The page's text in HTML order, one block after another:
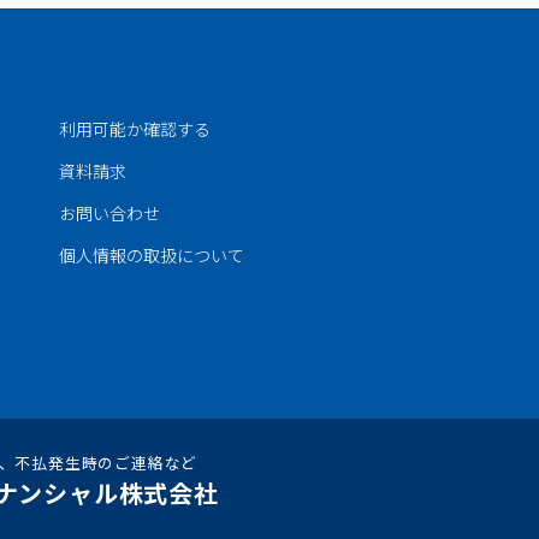
利用可能か確認する
資料請求
お問い合わせ
個人情報の取扱について
不払発生時のご連絡など
ンシャル株式会社